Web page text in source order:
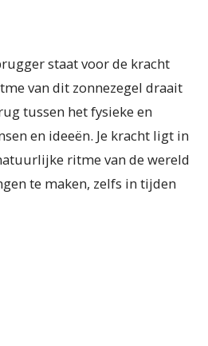
staat voor de kracht
van dit zonnezegel draait
tussen het fysieke en
en ideeën. Je kracht ligt in
ritme van de wereld
te maken, zelfs in tijden